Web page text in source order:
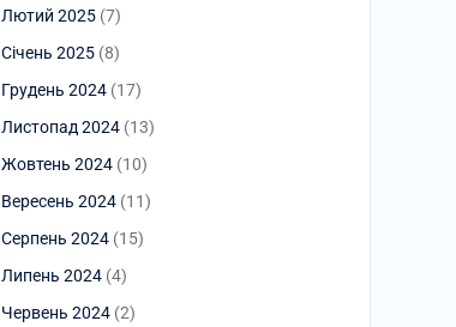
Лютий 2025 (7)
Січень 2025 (8)
Грудень 2024 (17)
Листопад 2024 (13)
Жовтень 2024 (10)
Вересень 2024 (11)
Серпень 2024 (15)
Липень 2024 (4)
Червень 2024 (2)